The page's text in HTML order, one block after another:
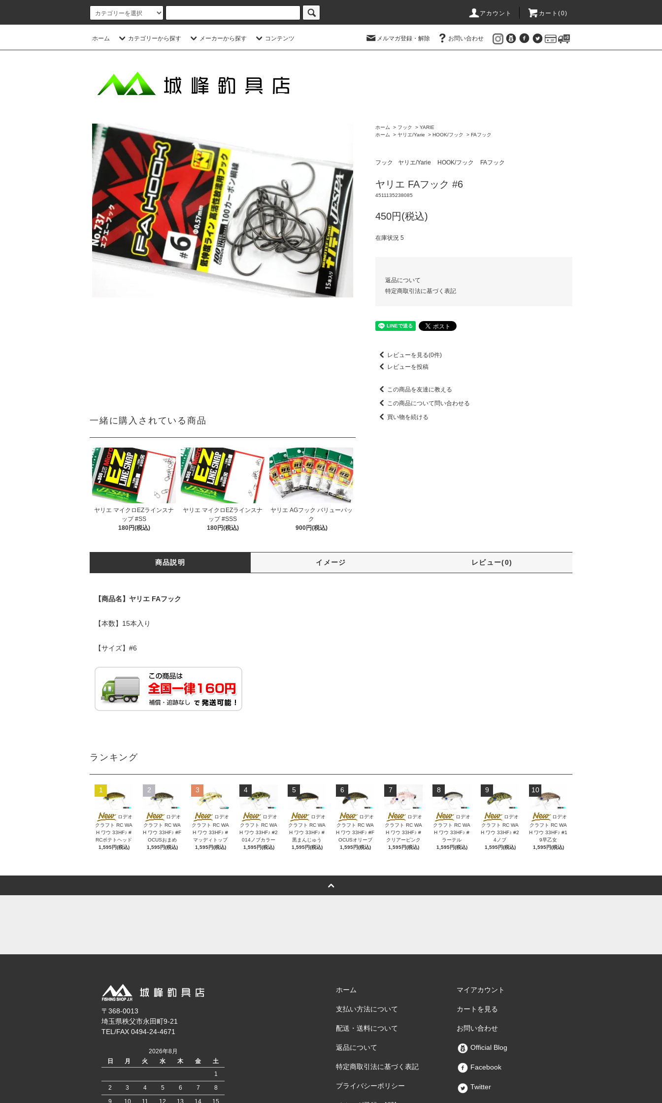
アカウント カート(0)
ホーム カテゴリーから探す メーカーから探す コンテンツ メルマガ登録・解除 お問い合わせ
一緒に購入されている商品
ヤリエ マイクロEZラインスナ
ップ #SS
180円(税込)
ヤリエ マイクロEZラインスナ
ップ #SSS
180円(税込)
ヤリエ AGフック バリューパッ
ク
900円(税込)
ホーム > フック > YARIE
ホーム
> ヤリエ/Yarie > HOOK/フック > FAフック
フック ヤリエ/Yarie HOOK/フック FAフック
ヤリエ FAフック #6
4511135238085
450円(税込)
在庫状況 5
返品について
特定商取引法に基づく表記
レビューを見る(0件)
レビューを投稿
この商品を友達に教える
この商品について問い合わせる
買い物を続ける
商品説明 イメージ レビュー(0)
【商品名】ヤリエ FAフック
【本数】15本入り
【サイズ】#6
ランキング
1
ロデオ
クラフト RC WA
H ワウ 33HF♪ #
RCポテトヘッド
1,595円(税込)
2
ロデオ
クラフト RC WA
H ワウ 33HF♪ #F
OCUSおまめ
1,595円(税込)
3
ロデオ
クラフト RC WA
H ワウ 33HF♪ #
マッディトップ
1,595円(税込)
4
ロデオ
クラフト RC WA
H ワウ 33HF♪ #2
014ノブカラー
1,595円(税込)
5
ロデオ
クラフト RC WA
H ワウ 33HF♪ #
黒まんじゅう
1,595円(税込)
6
ロデオ
クラフト RC WA
H ワウ 33HF♪ #F
OCUSオリーブ
1,595円(税込)
7
ロデオ
クラフト RC WA
H ワウ 33HF♪ #
クリアーピンク
1,595円(税込)
8
ロデオ
クラフト RC WA
H ワウ 33HF♪ #
ラーテル
1,595円(税込)
9
ロデオ
クラフト RC WA
H ワウ 33HF♪ #2
4ノブ
1,595円(税込)
10
ロデオ
クラフト RC WA
H ワウ 33HF♪ #1
9早乙女
1,595円(税込)
〒368-0013
埼玉県秩父市永田町9-21
TEL/FAX 0494-24-4671
2026年8月
日
月 火 水 木 金
土
1
2
3 4 5 6 7
8
9
10 11 12 13 14 15
ホーム
支払い方法について
配送・送料について
返品について
特定商取引法に基づく表記
プライバシーポリシー
マイアカウント
カートを見る
お問い合わせ
Official Blog
Facebook
Twitter